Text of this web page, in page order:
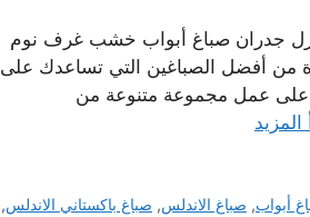
جدران صباغ أبواب خشب غرف نوم
من أفضل الصباغين التي تساعدك على
على عمل مجموعة متنوعة من
المزيد
أبواب, صباغ الاندلس, صباغ باكستاني الاندلس,